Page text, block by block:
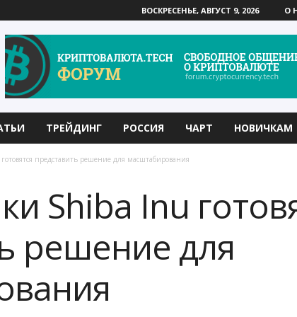
ВОСКРЕСЕНЬЕ, АВГУСТ 9, 2026 О
ТРЕЙДИНГ РОССИЯ ЧАРТ НОВИЧКАМ
представить решение для масштабирования
Shiba Inu
решение для